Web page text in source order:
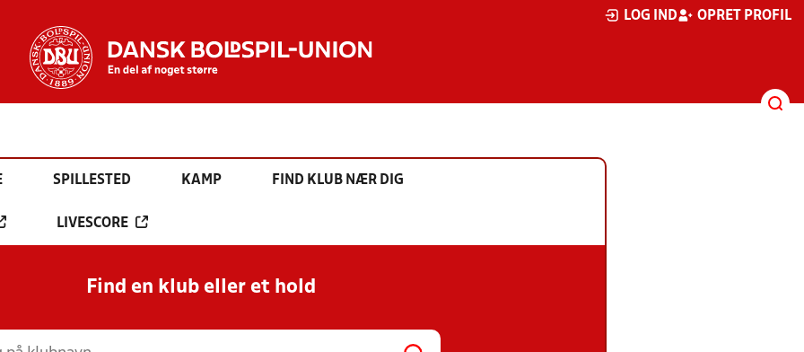
LOG IND OPRET PROFIL
SPILLESTED KAMP FIND KLUB NÆR DIG
LIVESCORE
Find en klub eller et hold